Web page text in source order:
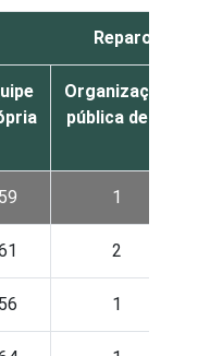
Reparo e
Organização
pública de TI
59 1
2
56 1